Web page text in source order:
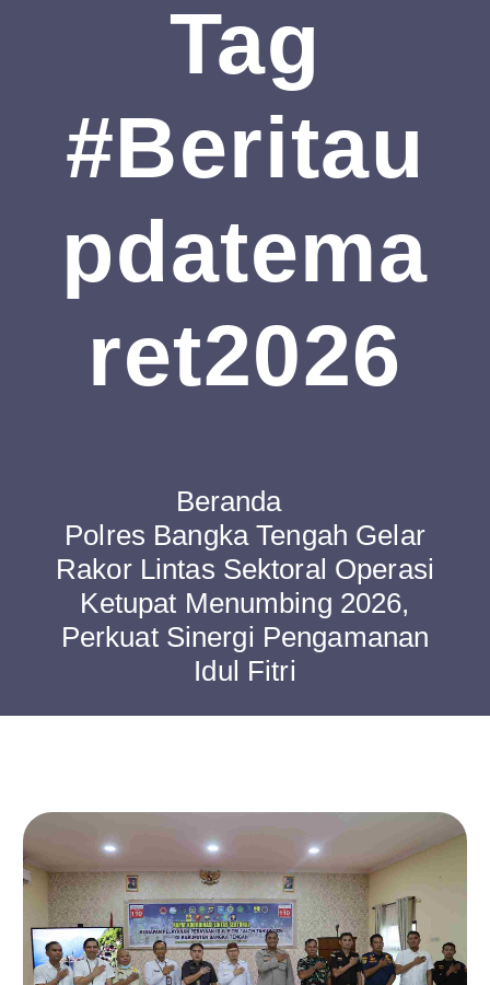
Tag
#Beritau
Pdatema
Ret2026
Beranda
Polres Bangka Tengah Gelar
Rakor Lintas Sektoral Operasi
Ketupat Menumbing 2026,
Perkuat Sinergi Pengamanan
Idul Fitri